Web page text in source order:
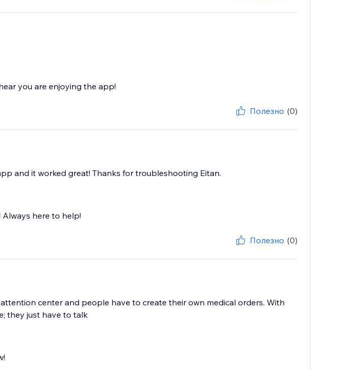
you are enjoying the app!
Полезно (0)
and it worked great! Thanks for troubleshooting Eitan.
here to help!
Полезно (0)
center and people have to create their own medical orders. With
they just have to talk